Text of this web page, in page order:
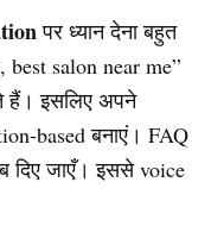
पर ध्यान देना बहुत
salon near me”
हैं। इसलिए अपने
based बनाएं। FAQ
दिए जाएँ। इससे voice